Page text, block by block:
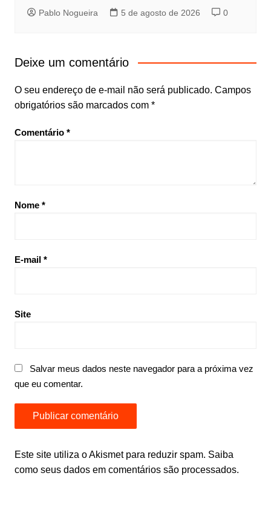
Pablo Nogueira 5 de agosto de 2026 0
Deixe um comentário
O seu endereço de e-mail não será publicado. Campos
obrigatórios são marcados com *
Comentário *
Nome *
E-mail *
Site
Salvar meus dados neste navegador para a próxima vez
que eu comentar.
Este site utiliza o Akismet para reduzir spam. Saiba
como seus dados em comentários são processados.